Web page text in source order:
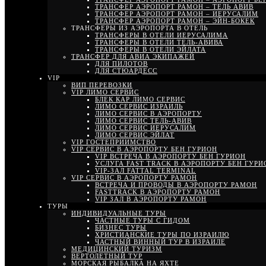
ТРАНСФЕР АЭРОПОРТ РАМОН – ТЕЛЬ АВИВ
ТРАНСФЕР АЭРОПОРТ РАМОН – ИЕРУСАЛИМ
ТРАНСФЕР АЭРОПОРТ РАМОН – ЭЙН-БОКЕК
ТРАНСФЕРЫ ИЗ АЭРОПОРТА В ОТЕЛЬ
ТРАНСФЕРЫ В ОТЕЛИ ИЕРУСАЛИМА
ТРАНСФЕРЫ В ОТЕЛИ ТЕЛЬ-АВИВА
ТРАНСФЕРЫ В ОТЕЛИ ЭЙЛАТА
ТРАНСФЕР ДЛЯ АВИА ЭКИПАЖЕЙ
ДЛЯ ПИЛОТОВ
ДЛЯ СТЮАРДЕСС
VIP
ВИП ПЕРЕВОЗКИ
VIP ЛИМО СЕРВИС
БЛЕК КАР ЛИМО СЕРВИС
ЛИМО СЕРВИС ИЗРАИЛЬ
ЛИМО СЕРВИС В АЭРОПОРТУ
ЛИМО СЕРВИС ТЕЛЬ-АВИВ
ЛИМО СЕРВИС ИЕРУСАЛИМ
ЛИМО СЕРВИС ЭЙЛАТ
VIP ГОСТЕПРИИМСТВО
VIP СЕРВИС В АЭРОПОРТУ БЕН ГУРИОН
VIP ВСТРЕЧА В АЭРОПОРТУ БЕН ГУРИОН
УСЛУГА FAST TRACK В АЭРОПОРТУ БЕН
VIP-ЗАЛ FATTAL TERMINAL
VIP СЕРВИС В АЭРОПОРТУ РАМОН
ВСТРЕЧА И ПРОВОДЫ В АЭРОПОРТУ РАМОН
FASTTRACK В АЭРОПОРТУ РАМОН
VIP ЗАЛ В АЭРОПОРТУ РАМОН
ТУРЫ
ИНДИВИДУАЛЬНЫЕ ТУРЫ
ЧАСТНЫЕ ТУРЫ С ГИДОМ
БИЗНЕС ТУРЫ
ХРИСТИАНСКИЕ ТУРЫ ПО ИЗРАИЛЮ
ЧАСТНЫЙ ВИННЫЙ ТУР В ИЗРАИЛЕ
МЕДИЦИНСКИЙ ТУРИЗМ
ВЕРТОЛЕТНЫЙ ТУР
МОРСКАЯ РЫБАЛКА НА ЯХТЕ